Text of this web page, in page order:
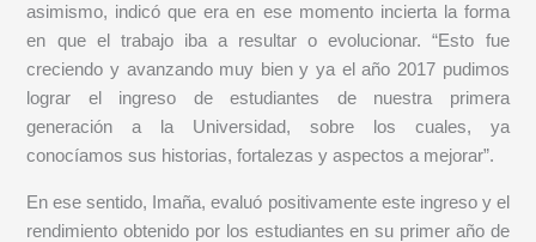
asimismo, indicó que era en ese momento incierta la forma
en que el trabajo iba a resultar o evolucionar. “Esto fue
creciendo y avanzando muy bien y ya el año 2017 pudimos
lograr el ingreso de estudiantes de nuestra primera
generación a la Universidad, sobre los cuales, ya
conocíamos sus historias, fortalezas y aspectos a mejorar”.
En ese sentido, Imaña, evaluó positivamente este ingreso y el
rendimiento obtenido por los estudiantes en su primer año de